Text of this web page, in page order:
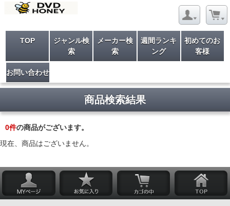
TOP
ジャンル検
索
メーカー検
索
週間ランキ
ング
初めてのお
客様
お問い合わせ
商品検索結果
0件の商品がございます。
現在、商品はございません。